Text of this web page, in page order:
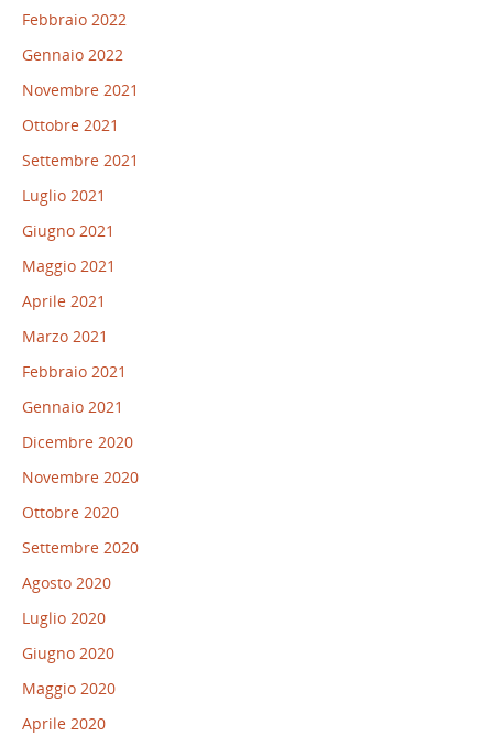
Febbraio 2022
Gennaio 2022
Novembre 2021
Ottobre 2021
Settembre 2021
Luglio 2021
Giugno 2021
Maggio 2021
Aprile 2021
Marzo 2021
Febbraio 2021
Gennaio 2021
Dicembre 2020
Novembre 2020
Ottobre 2020
Settembre 2020
Agosto 2020
Luglio 2020
Giugno 2020
Maggio 2020
Aprile 2020